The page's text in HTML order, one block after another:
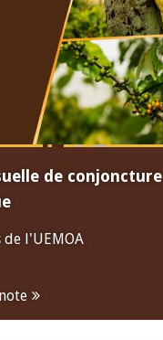
de conjoncture
de l'UEMOA